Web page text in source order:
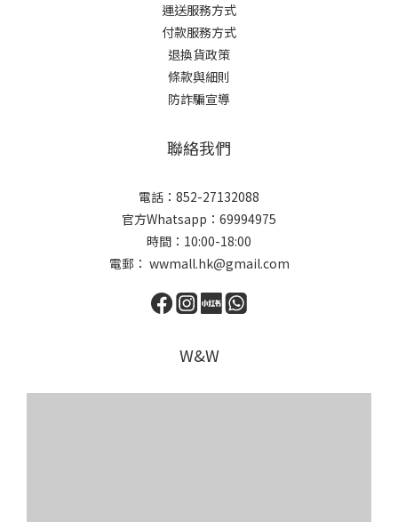
運送服務方式
付款服務方式
退換貨政策
條款與細則
防詐騙宣導
聯絡我們
電話：852-27132088
官方Whatsapp：69994975
時間：10:00-18:00
電郵： wwmall.hk@gmail.com
W&W